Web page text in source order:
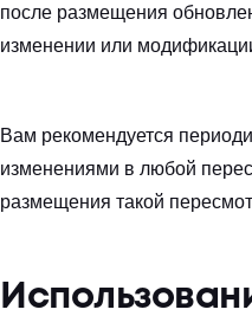
после размещения
изменении или
Вам рекомендуется
изменениями в любой
размещения такой